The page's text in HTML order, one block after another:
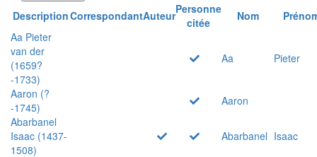
DescriptionCorrespondantAuteurPersonne
citée
Nom
Aa Pieter
van der
(1659?
-1733)
Aa Pieter
Aaron (?
-1745)
Aaron
Abarbanel
Isaac (1437-
1508)
Abarbanel Isaac